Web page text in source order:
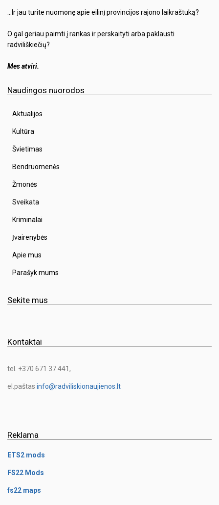
…Ir jau turite nuomonę apie eilinį provincijos rajono laikraštuką?
O gal geriau paimti į rankas ir perskaityti arba paklausti
radviliškiečių?
Mes atviri.
Naudingos nuorodos
Aktualijos
Kultūra
Švietimas
Bendruomenės
Žmonės
Sveikata
Kriminalai
Įvairenybės
Apie mus
Parašyk mums
Sekite mus
Kontaktai
tel. +370 671 37 441,
el.paštas info@radviliskionaujienos.lt
Reklama
ETS2 mods
FS22 Mods
fs22 maps